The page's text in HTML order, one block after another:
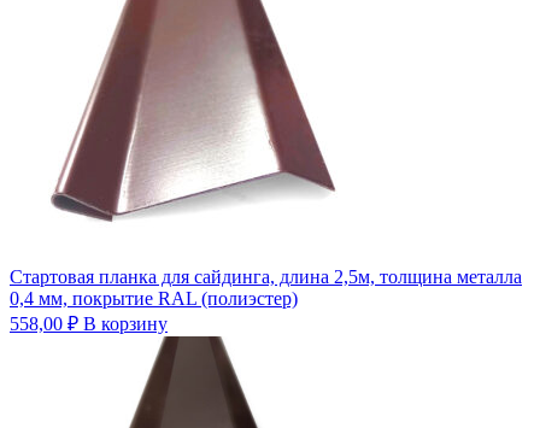
Стартовая планка для сайдинга, длина 2,5м, толщина металла
0,4 мм, покрытие RAL (полиэстер)
558,00 ₽ В корзину